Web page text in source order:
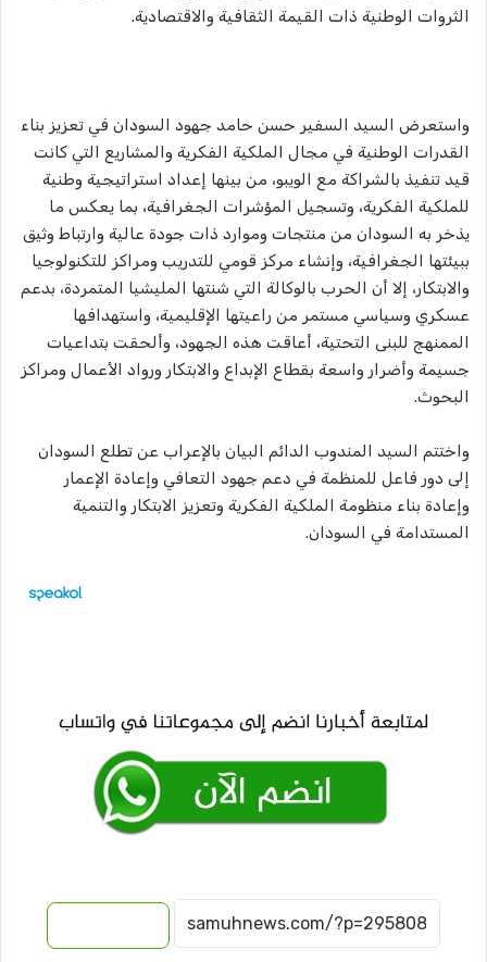
الثروات الوطنية ذات القيمة الثقافية والاقتصادية.
واستعرض السيد السفير حسن حامد جهود السودان في تعزيز بناء
القدرات الوطنية في مجال الملكية الفكرية والمشاريع التي كانت
قيد تنفيذ بالشراكة مع الويبو، من بينها إعداد استراتيجية وطنية
للملكية الفكرية، وتسجيل المؤشرات الجغرافية، بما يعكس ما
يذخر به السودان من منتجات وموارد ذات جودة عالية وارتباط وثيق
ببيئتها الجغرافية، وإنشاء مركز قومي للتدريب ومراكز للتكنولوجيا
والابتكار، إلا أن الحرب بالوكالة التي شنتها المليشيا المتمردة، بدعم
عسكري وسياسي مستمر من راعيتها الإقليمية، واستهدافها
الممنهج للبنى التحتية، أعاقت هذه الجهود، وألحقت بتداعيات
جسيمة وأضرار واسعة بقطاع الإبداع والابتكار ورواد الأعمال ومراكز
البحوث.
واختتم السيد المندوب الدائم البيان بالإعراب عن تطلع السودان
إلى دور فاعل للمنظمة في دعم جهود التعافي وإعادة الإعمار
وإعادة بناء منظومة الملكية الفكرية وتعزيز الابتكار والتنمية
المستدامة في السودان.